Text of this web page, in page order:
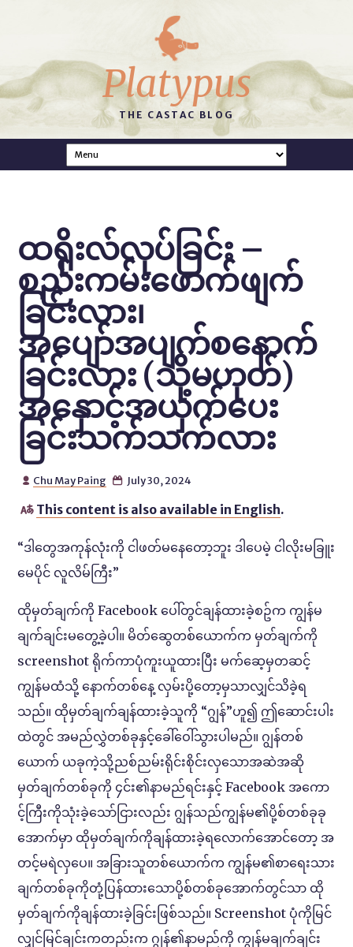
Platypus
THE CASTAC BLOG
ထရိုးလ်လုပ်ခြင်း –
စည်းကမ်းဖောက်ဖျက်
ခြင်းလား၊
အပျော်အပျက်စနောက်
ခြင်းလား (သို့မဟုတ်)
အနှောင့်အယှက်ပေး
ခြင်းသက်သက်လား
 Chu May Paing  July 30, 2024
 This content is also available in English.
“ဒါတွေအကုန်လုံးကို ငါဖတ်မနေတော့ဘူး ဒါပေမဲ့ ငါလိုးမခြူး
မေပိုင် လူလိမ်ကြီး”
ထိုမှတ်ချက်ကို Facebook ပေါ်တွင်ချန်ထားခဲ့စဥ်က ကျွန်မ
ချက်ချင်းမတွေ့ခဲ့ပါ။ မိတ်ဆွေတစ်ယောက်က မှတ်ချက်ကို
screenshot ရိုက်ကာပုံကူးယူထားပြီး မက်ဆေ့မှတဆင့်
ကျွန်မထံသို့ နောက်တစ်နေ့ လှမ်းပို့တော့မှသာလျှင်သိခဲ့ရ
သည်။ ထိုမှတ်ချက်ချန်ထားခဲ့သူကို “ဂျွန်”ဟူ၍ ဤဆောင်းပါး
ထဲတွင် အမည်လွှဲတစ်ခုနှင့်ခေါ်ဝေါ်သွားပါမည်။ ဂျွန်တစ်
ယောက် ယခုကဲ့သို့ညစ်ညမ်းရိုင်းစိုင်းလှသောအဆဲအဆို
မှတ်ချက်တစ်ခုကို ၄င်း၏နာမည်ရင်းနှင့် Facebook အကော
င့်ကြီးကိုသုံးခဲ့သော်ငြားလည်း ဂျွန်သည်ကျွန်မ၏ပို့စ်တစ်ခုခု
အောက်မှာ ထိုမှတ်ချက်ကိုချန်ထားခဲ့ရလောက်အောင်တော့ အ
တင့်မရဲလှပေ။ အခြားသူတစ်ယောက်က ကျွန်မ၏စာရေးသား
ချက်တစ်ခုကိုတုံ့ပြန်ထားသောပို့စ်တစ်ခုအောက်တွင်သာ ထို
မှတ်ချက်ကိုချန်ထားခဲ့ခြင်းဖြစ်သည်။ Screenshot ပုံကိုမြင်
လျှင်မြင်ချင်းကတည်းက ဂျွန်၏နာမည်ကို ကျွန်မချက်ချင်း